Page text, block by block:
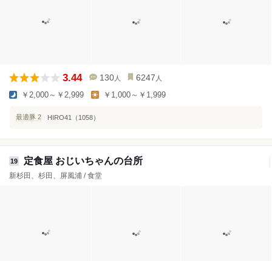
3.44 130 人 6247 人
￥2,000～￥2,999 ￥1,000～￥1,999
最適豚 2 HIRO41（1058）
19 定食屋 おじいちゃんの台所
新杉田、杉田、屏風浦 / 食堂